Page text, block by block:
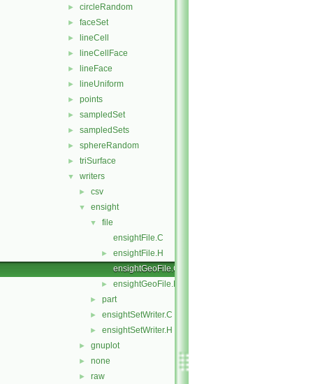
► circleRandom
► faceSet
► lineCell
► lineCellFace
► lineFace
► lineUniform
► points
► sampledSet
► sampledSets
► sphereRandom
► triSurface
▼ writers
► csv
▼ ensight
▼
file
ensightFile.C
►
ensightFile.H
ensightGeoFile.C
► ensightGeoFile.H
► part
► ensightSetWriter.C
► ensightSetWriter.H
► gnuplot
► none
► raw